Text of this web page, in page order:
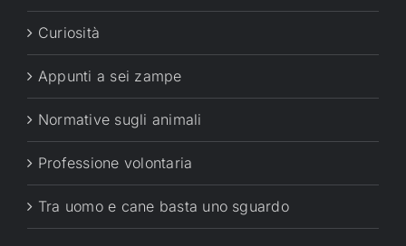
Curiosità
Appunti a sei zampe
Normative sugli animali
Professione volontaria
Tra uomo e cane basta uno sguardo